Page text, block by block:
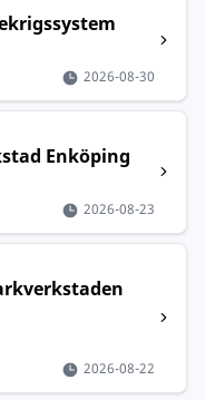
2026-08-30
Enköping
2026-08-23
2026-08-22